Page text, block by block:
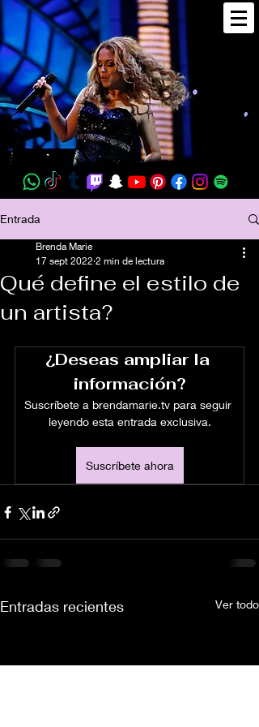
Entrada
Qué define el estilo de
un artista?
Brenda Marie
17 sept 2022 2 min de lectura
¿Deseas ampliar la
información?
Suscríbete a brendamarie.tv para seguir
leyendo esta entrada exclusiva.
Suscríbete ahora
Entradas recientes Ver todo